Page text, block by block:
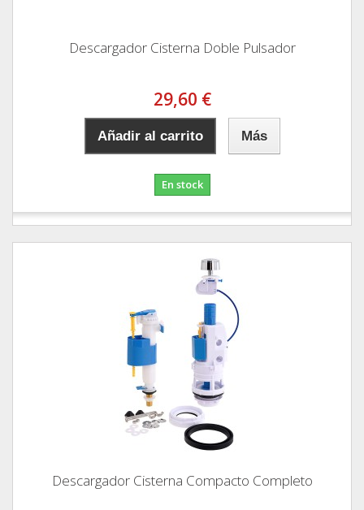
Descargador Cisterna Doble Pulsador
29,60 €
Añadir al carrito Más
En stock
Descargador Cisterna Compacto Completo